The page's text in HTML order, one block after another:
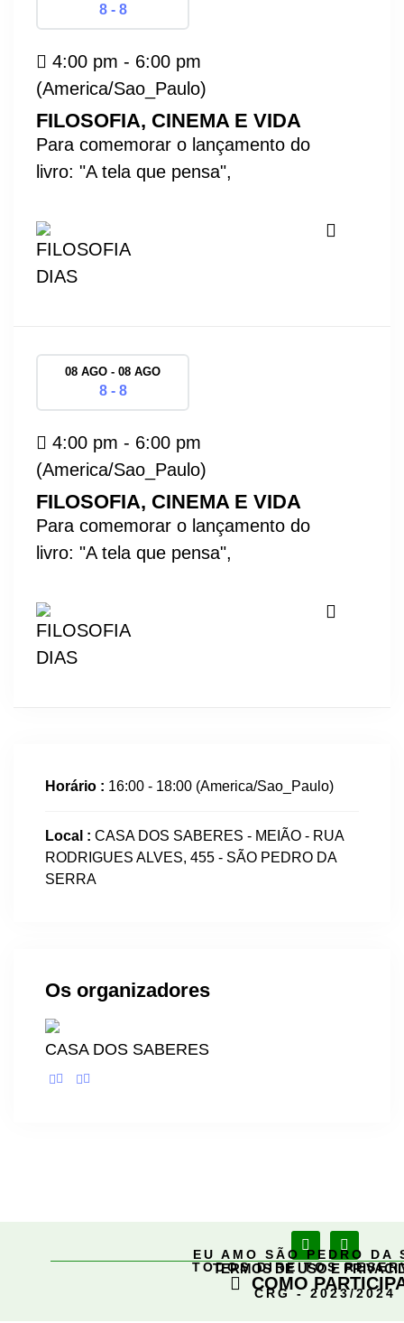
8 - 8
4:00 pm - 6:00 pm
(America/Sao_Paulo)
FILOSOFIA, CINEMA E VIDA
Para comemorar o lançamento do
livro: "A tela que pensa",
08 AGO - 08 AGO
8 - 8
4:00 pm - 6:00 pm
(America/Sao_Paulo)
FILOSOFIA, CINEMA E VIDA
Para comemorar o lançamento do
livro: "A tela que pensa",
Horário : 16:00 - 18:00 (America/Sao_Paulo)
Local : CASA DOS SABERES - MEIÃO - RUA
RODRIGUES ALVES, 455 - SÃO PEDRO DA
SERRA
Os organizadores
CASA DOS SABERES
EU AMO SÃO PEDRO DA
TODOS DIREITOS
CRG - 2023/2024
TERMOS DE USO E
COMO